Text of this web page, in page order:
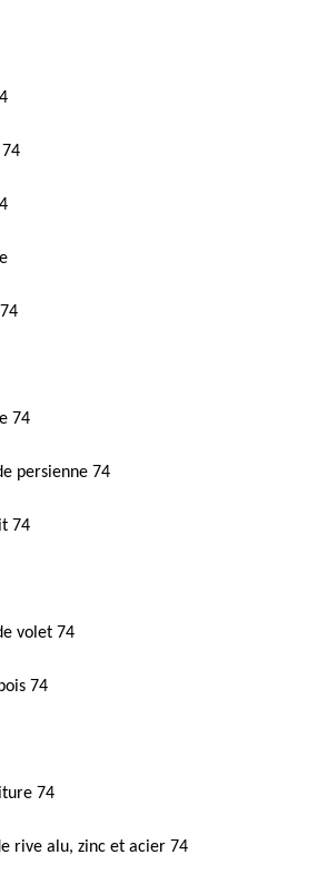
74
persienne 74
74
volet 74
74
74
rive alu, zinc et acier 74